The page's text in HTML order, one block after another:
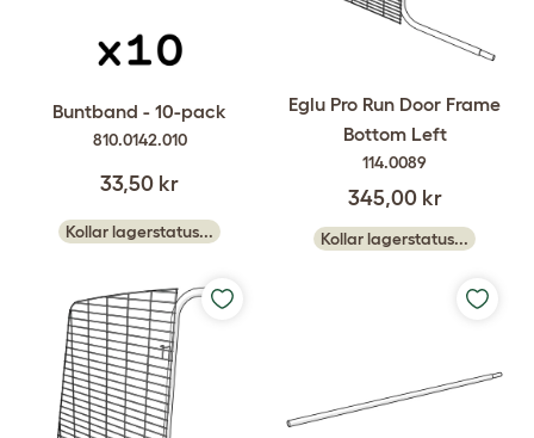
Buntband - 10-pack
810.0142.010
33,50 kr
Kollar lagerstatus...
Eglu Pro Run Door Frame
Bottom Left
114.0089
345,00 kr
Kollar lagerstatus...